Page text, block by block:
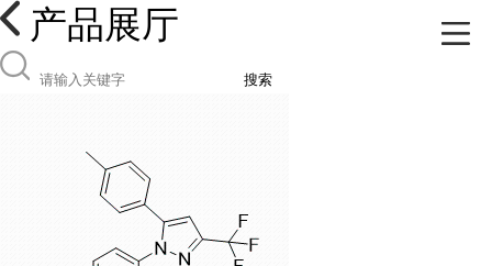
产品展厅
搜索